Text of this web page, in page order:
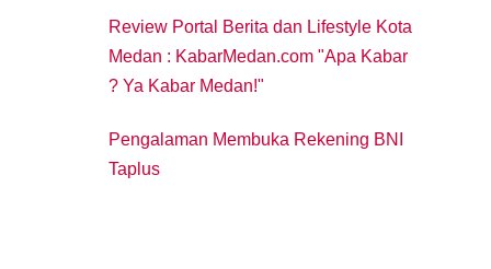
Review Portal Berita dan Lifestyle Kota
Medan : KabarMedan.com "Apa Kabar
? Ya Kabar Medan!"
Pengalaman Membuka Rekening BNI
Taplus